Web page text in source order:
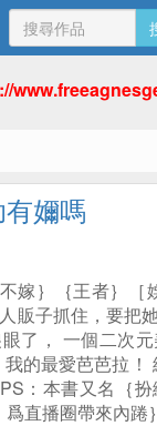
嬭嗎
嫁｝｛王者｝
販子抓住，要把
了， 一個二次
的最愛芭芭拉
：本書又名｛
直播圈帶來內踡｝